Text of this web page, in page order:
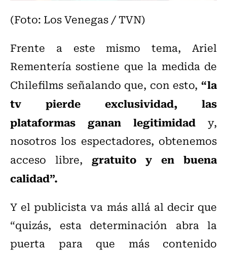
(Foto: Los Venegas / TVN)
Frente a este mismo tema, Ariel
Rementería sostiene que la medida de
Chilefilms señalando que, con esto, “la
tv pierde exclusividad, las
plataformas ganan legitimidad y,
nosotros los espectadores, obtenemos
acceso libre, gratuito y en buena
calidad”.
Y el publicista va más allá al decir que
“quizás, esta determinación abra la
puerta para que más contenido